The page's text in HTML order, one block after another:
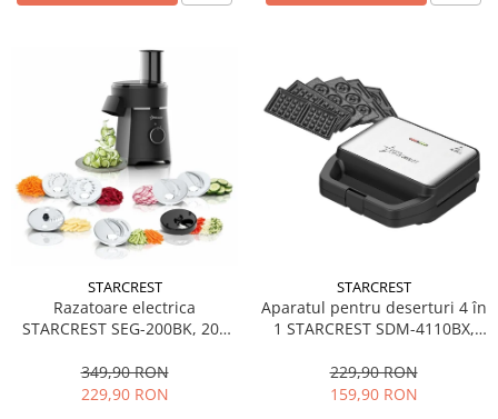
STARCREST
Razatoare electrica
STARCREST SEG-200BK, 200
349,90 RON
229,90 RON
STARCREST
Aparatul pentru deserturi 4 în
1 STARCREST SDM-4110BX,
invelis ceramic pentru vafe,
nuci, gogosi si smile
229,90 RON
159,90 RON